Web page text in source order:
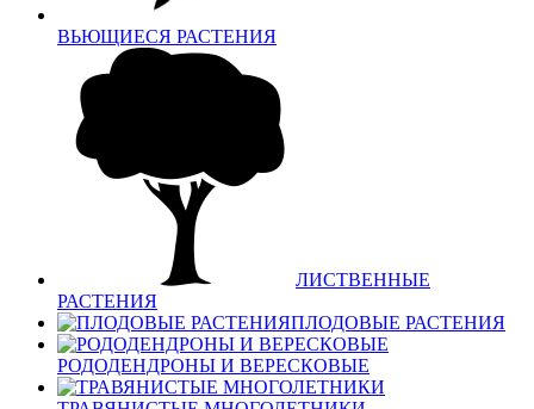
ВЬЮЩИЕСЯ РАСТЕНИЯ
ЛИСТВЕННЫЕ
РАСТЕНИЯ
ПЛОДОВЫЕ РАСТЕНИЯ
РОДОДЕНДРОНЫ И ВЕРЕСКОВЫЕ